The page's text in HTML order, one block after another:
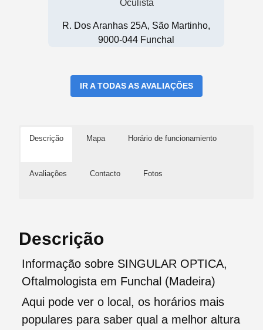
Oculista
R. Dos Aranhas 25A, São Martinho,
9000-044 Funchal
IR A TODAS AS AVALIAÇÕES
Descrição Mapa Horário de funcionamiento
Avaliações Contacto Fotos
Descrição
Informação sobre SINGULAR OPTICA,
Oftalmologista em Funchal (Madeira)
Aqui pode ver o local, os horários mais
populares para saber qual a melhor altura